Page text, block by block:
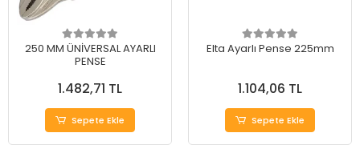
250 MM ÜNİVERSAL AYARLI
PENSE
1.482,71 TL
Sepete Ekle
Elta Ayarlı Pense 225mm
1.104,06 TL
Sepete Ekle